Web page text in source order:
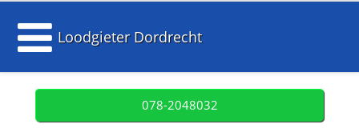
Loodgieter Dordrecht
078-2048032